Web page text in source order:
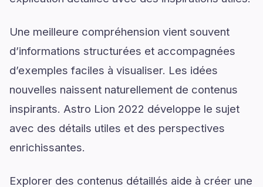
Une meilleure compréhension vient souvent
d’informations structurées et accompagnées
d’exemples faciles à visualiser. Les idées
nouvelles naissent naturellement de contenus
inspirants. Astro Lion 2022 développe le sujet
avec des détails utiles et des perspectives
enrichissantes.
Explorer des contenus détaillés aide à créer une